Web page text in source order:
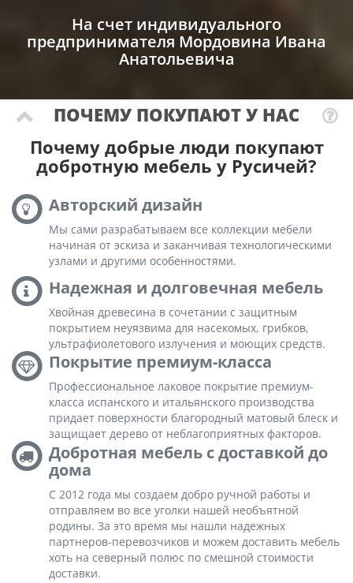
На счет индивидуального
предпринимателя Мордовина Ивана
Анатольевича
ПОЧЕМУ ПОКУПАЮТ У НАС
Почему добрые люди покупают
добротную мебель у Русичей?
Авторский дизайн
Мы сами разрабатываем все коллекции мебели
начиная от эскиза и заканчивая технологическими
узлами и другими особенностями.
Надежная и долговечная мебель
Хвойная древесина в сочетании с защитным
покрытием неуязвима для насекомых, грибков,
ультрафиолетового излучения и моющих средств.
Покрытие премиум-класса
Профессиональное лаковое покрытие премиум-
класса испанского и итальянского производства
придает поверхности благородный матовый блеск и
защищает дерево от неблагоприятных факторов.
Добротная мебель с доставкой до
дома
С 2012 года мы создаем добро ручной работы и
отправляем во все уголки нашей необъятной
родины. За это время мы нашли надежных
партнеров-перевозчиков и можем доставить мебель
хоть на северный полюс по смешной стоимости
доставки.